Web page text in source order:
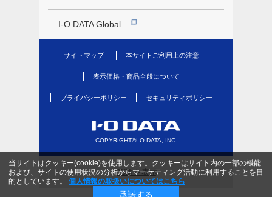
I-O DATA Global
サイトマップ 本サイトご利用上の注意
表示価格・商品全般について
プライバシーポリシー セキュリティポリシー
COPYRIGHT©I-O DATA, INC.
当サイトはクッキー(cookie)を使用します。クッキーはサイト内の一部の機能
および、サイトの使用状況の分析からマーケティング活動に利用することを目
的としています。
個人情報の取扱いについてはこちら
承諾する
PC版を表示